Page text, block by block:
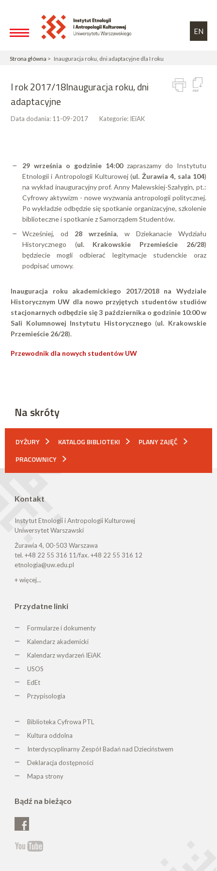
EN
Strona główna > Inauguracja roku, dni adaptacyjne dla I roku
I rok 2017/18Inauguracja roku, dni
adaptacyjne
Data dodania: 11-09-2017 Kategorie: IEiAK
29 września o godzinie 14:00 zapraszamy do Instytutu
Etnologii i Antropologii Kulturowej (ul. Żurawia 4, sala 104)
na wykład inauguracyjny prof. Anny Malewskiej-Szałygin, pt.:
Cyfrowy aktywizm - nowe wyzwania antropologii politycznej.
Po wykładzie odbędzie się spotkanie organizacyjne, szkolenie
biblioteczne i spotkanie z Samorządem Studentów.
Wcześniej, od 28 września, w Dziekanacie Wydziału
Historycznego (ul. Krakowskie Przemieście 26/28)
będziecie mogli odbierać legitymacje studenckie oraz
podpisać umowy.
Inauguracja roku akademickiego 2017/2018 na Wydziale
Historycznym UW dla nowo przyjętych studentów studiów
stacjonarnych odbędzie się 3 października o godzinie 10:00 w
Sali Kolumnowej Instytutu Historycznego(ul. Krakowskie
Przemieście 26/28).
Przewodnik dla nowych studentów UW
Na skróty
DYŻURY KATALOG BIBLIOTEKI
PLANY ZAJĘĆ
PRACOWNICY
Kontakt
Instytut Etnologii i Antropologii Kulturowej
Uniwersytet Warszawski
Żurawia 4, 00-503 Warszawa
tel. +48 22 55 316 11/fax. +48 22 55 316 12
etnologia@uw.edu.pl
+ więcej...
Przydatne linki
Formularze i dokumenty
Kalendarz akademicki
Kalendarz wydarzeń IEiAK
USOS
EdEt
Przypisologia
Biblioteka Cyfrowa PTL
Kultura oddolna
Interdyscyplinarny Zespół Badań nad Dzieciństwem
Deklaracja dostępności
Mapa strony
Bądź na bieżąco